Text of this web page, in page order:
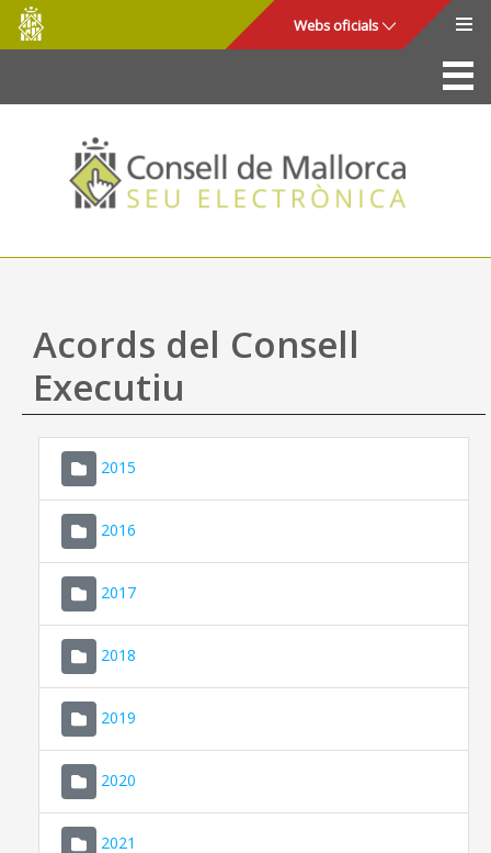
Salta al contingut principal
Consell
de
Mallorca
Webs oficials
La Seu
Consell de Mallorca
Accés i seguretat
Utilitats
Ajuda
Acords del Consell
Executiu
2015
2016
2017
2018
2019
2020
2021